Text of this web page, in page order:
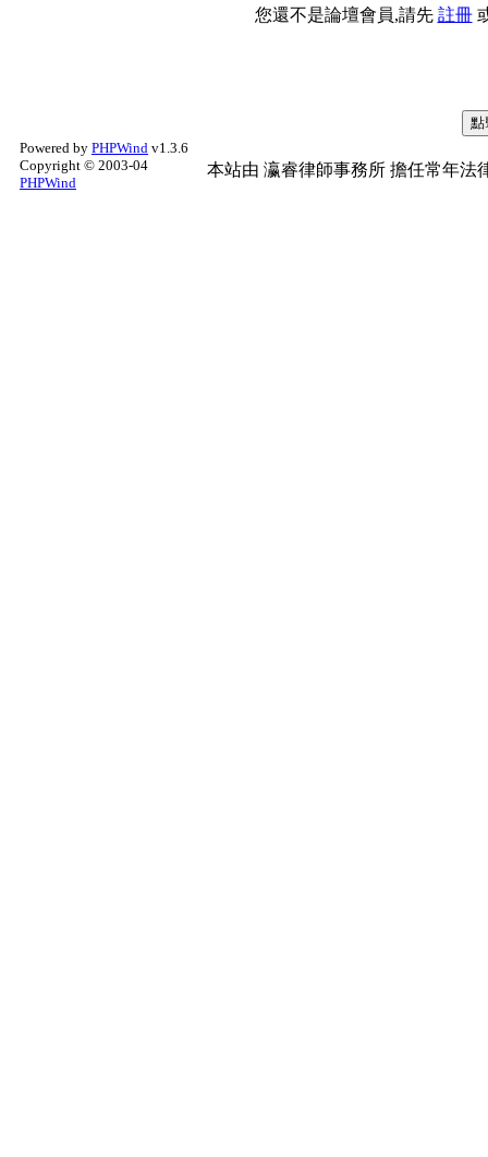
您還不是論壇會員,請先 註冊
Powered by PHPWind v1.3.6
Copyright © 2003-04
PHPWind
本站由 瀛睿律師事務所 擔任常年法